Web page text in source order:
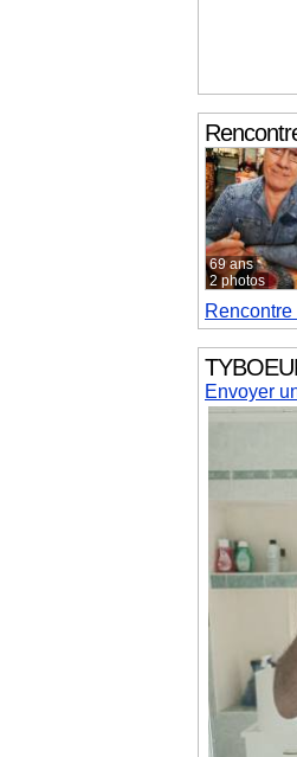
69 ans
2 photos
Envoyer